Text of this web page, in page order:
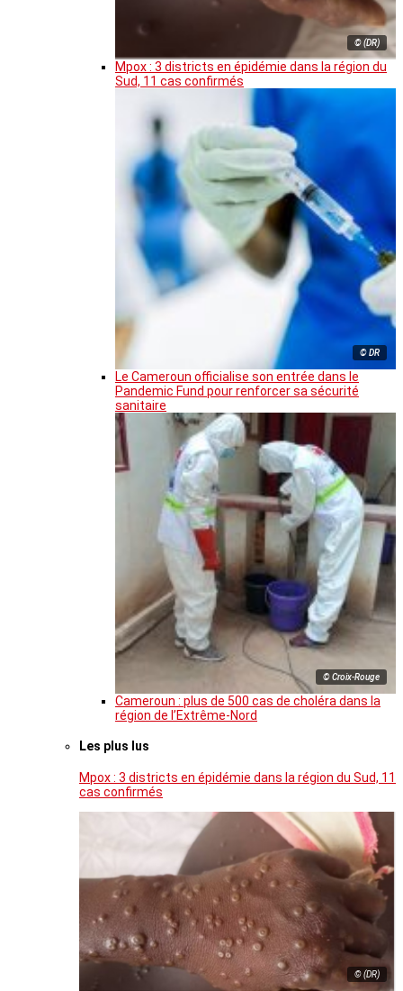
© (DR)
Mpox : 3 districts en épidémie dans la région du
Sud, 11 cas confirmés
© DR
Le Cameroun officialise son entrée dans le
Pandemic Fund pour renforcer sa sécurité
sanitaire
© Croix-Rouge
Cameroun : plus de 500 cas de choléra dans la
région de l’Extrême-Nord
Les plus lus
Mpox : 3 districts en épidémie dans la région du Sud, 11
cas confirmés
© (DR)